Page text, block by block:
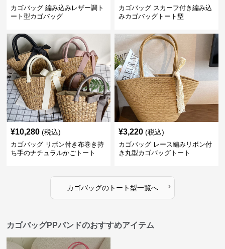
カゴバッグ 編み込みレザー調ト
ート型カゴバッグ
カゴバッグ スカーフ付き編み込
みカゴバッグトート型
¥10,280 (税込)
カゴバッグ リボン付き布巻き持
ち手のナチュラルかごトート
¥3,220 (税込)
カゴバッグ レース編みリボン付
き丸型カゴバッグトート
カゴバッグのトート型一覧へ ›
カゴバッグPPバンドのおすすめアイテム